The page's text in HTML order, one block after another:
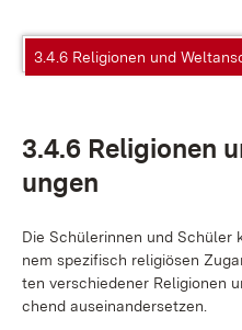
3.4.6 Religionen und
3.4.6 Re­li­gio­nen
un­gen
Die Schü­le­rin­nen und
nem spe­zi­fisch re­li­giö­sen
ten ver­schie­de­ner Re­li­gio­nen
chend aus­ein­an­der­set­zen.